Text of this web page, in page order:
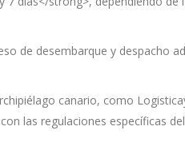
de desembarque y despacho
canario, como
las regulaciones específicas